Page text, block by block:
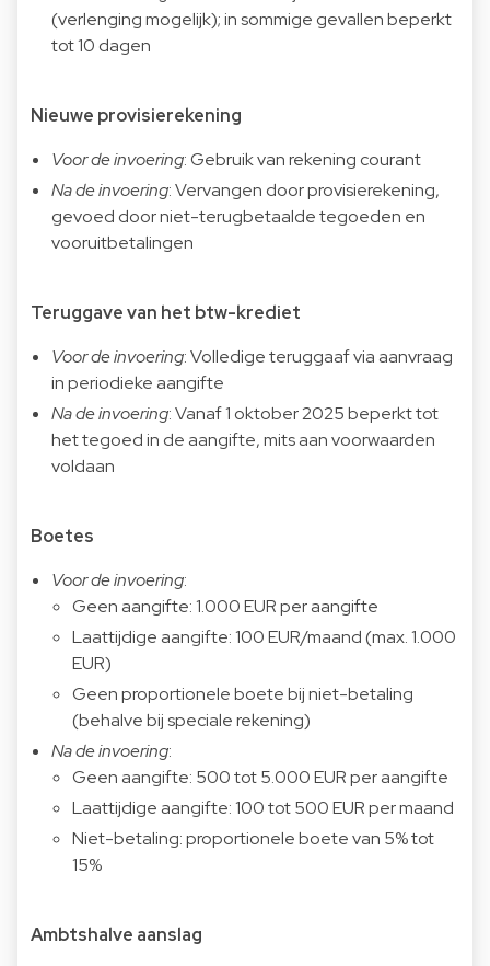
(verlenging mogelijk); in sommige gevallen beperkt
tot 10 dagen
Nieuwe provisierekening
Voor de invoering: Gebruik van rekening courant
Na de invoering: Vervangen door provisierekening,
gevoed door niet-terugbetaalde tegoeden en
vooruitbetalingen
Teruggave van het btw-krediet
Voor de invoering: Volledige teruggaaf via aanvraag
in periodieke aangifte
Na de invoering: Vanaf 1 oktober 2025 beperkt tot
het tegoed in de aangifte, mits aan voorwaarden
voldaan
Boetes
Voor de invoering:
Geen aangifte: 1.000 EUR per aangifte
Laattijdige aangifte: 100 EUR/maand (max. 1.000
EUR)
Geen proportionele boete bij niet-betaling
(behalve bij speciale rekening)
Na de invoering:
Geen aangifte: 500 tot 5.000 EUR per aangifte
Laattijdige aangifte: 100 tot 500 EUR per maand
Niet-betaling: proportionele boete van 5% tot
15%
Ambtshalve aanslag